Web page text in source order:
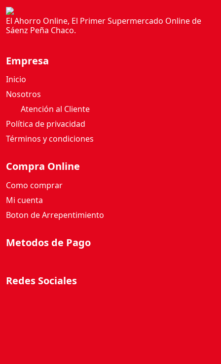
El Ahorro Online, El Primer Supermercado Online de
Sáenz Peña Chaco.
Inicio
Nosotros
Atención al Cliente
Política de privacidad
Términos y condiciones
Como comprar
Mi cuenta
Boton de Arrepentimiento